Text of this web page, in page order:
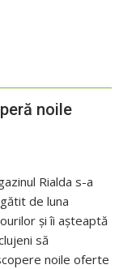
noile
Rialda s-a
de luna
și îi așteaptă
să
noile oferte